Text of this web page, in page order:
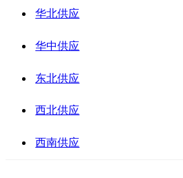
华北供应
华中供应
东北供应
西北供应
西南供应